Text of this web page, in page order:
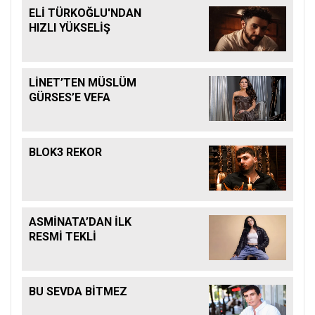
ELİ TÜRKOĞLU'NDAN
HIZLI YÜKSELİŞ
LİNET’TEN MÜSLÜM
GÜRSES’E VEFA
BLOK3 REKOR
ASMİNATA’DAN İLK
RESMİ TEKLİ
BU SEVDA BİTMEZ